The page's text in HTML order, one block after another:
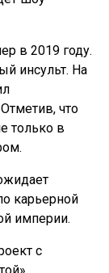
в 2019 году.
инсульт. На
что
только в
карьерной
империи.
с